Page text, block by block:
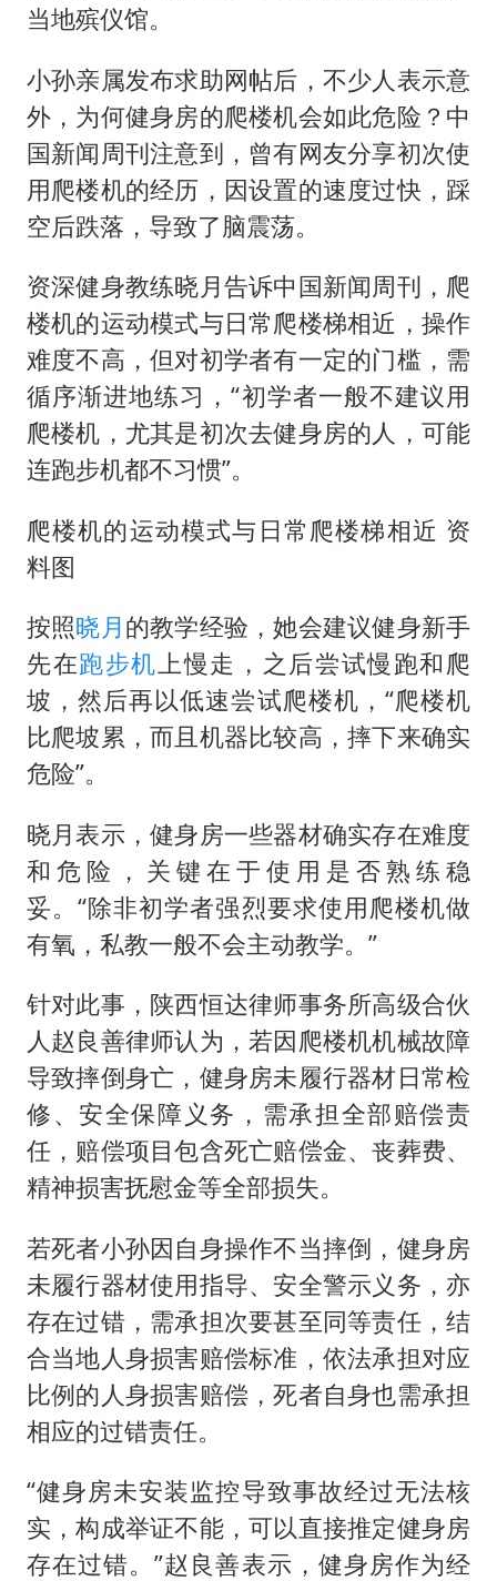
当地殡仪馆。
小孙亲属发布求助网帖后，不少人表示意
外，为何健身房的爬楼机会如此危险？中
国新闻周刊注意到，曾有网友分享初次使
用爬楼机的经历，因设置的速度过快，踩
空后跌落，导致了脑震荡。
资深健身教练晓月告诉中国新闻周刊，爬
楼机的运动模式与日常爬楼梯相近，操作
难度不高，但对初学者有一定的门槛，需
循序渐进地练习，“初学者一般不建议用
爬楼机，尤其是初次去健身房的人，可能
连跑步机都不习惯”。
爬楼机的运动模式与日常爬楼梯相近 资
料图
按照晓月的教学经验，她会建议健身新手
先在跑步机上慢走，之后尝试慢跑和爬
坡，然后再以低速尝试爬楼机，“爬楼机
比爬坡累，而且机器比较高，摔下来确实
危险”。
晓月表示，健身房一些器材确实存在难度
和危险，关键在于使用是否熟练稳
妥。“除非初学者强烈要求使用爬楼机做
有氧，私教一般不会主动教学。”
针对此事，陕西恒达律师事务所高级合伙
人赵良善律师认为，若因爬楼机机械故障
导致摔倒身亡，健身房未履行器材日常检
修、安全保障义务，需承担全部赔偿责
任，赔偿项目包含死亡赔偿金、丧葬费、
精神损害抚慰金等全部损失。
若死者小孙因自身操作不当摔倒，健身房
未履行器材使用指导、安全警示义务，亦
存在过错，需承担次要甚至同等责任，结
合当地人身损害赔偿标准，依法承担对应
比例的人身损害赔偿，死者自身也需承担
相应的过错责任。
“健身房未安装监控导致事故经过无法核
实，构成举证不能，可以直接推定健身房
存在过错。”赵良善表示，健身房作为经